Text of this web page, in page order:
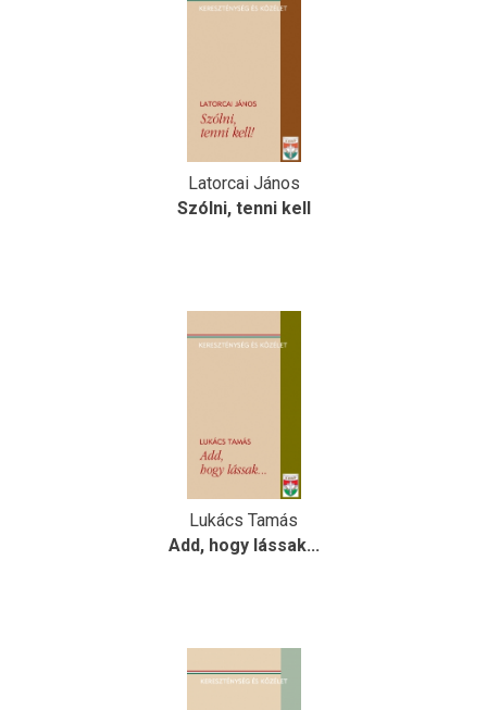
Latorcai János
Szólni, tenni kell
Lukács Tamás
Add, hogy lássak...